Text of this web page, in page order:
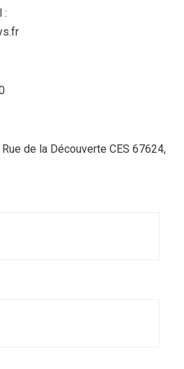
:
de la Découverte CES 67624,